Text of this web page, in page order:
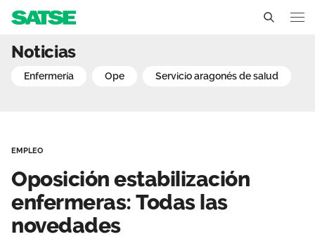
Delegados Sindicales
Estructura organizativa
Transparencia
Secciones sindicales
Servicios
Actualidad
Temas
Aragón
Contáctanos
Oposición estabilización
Noticias
enfermería ope servicio aragonés de salud
EMPLEO
Oposición estabilización
enfermeras: Todas las
novedades